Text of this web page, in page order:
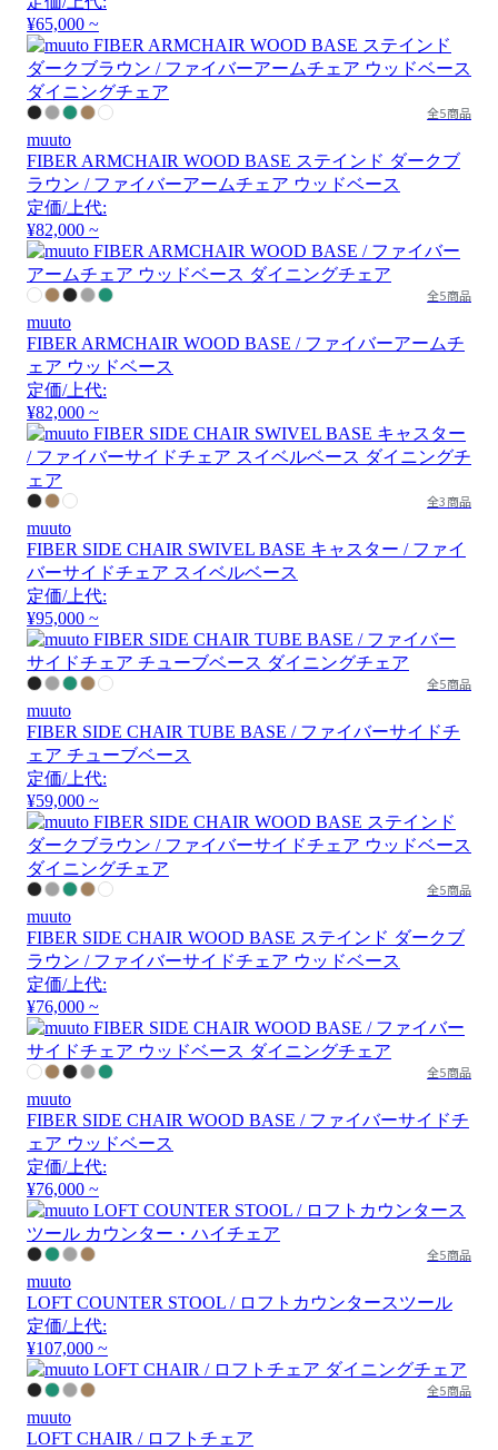
¥65,000 ~
全5商品
muuto
FIBER ARMCHAIR WOOD BASE ステインド ダークブ
ラウン / ファイバーアームチェア ウッドベース
定価/上代:
¥82,000 ~
全5商品
muuto
FIBER ARMCHAIR WOOD BASE / ファイバーアームチ
ェア ウッドベース
定価/上代:
¥82,000 ~
全3商品
muuto
FIBER SIDE CHAIR SWIVEL BASE キャスター / ファイ
バーサイドチェア スイベルベース
定価/上代:
¥95,000 ~
全5商品
muuto
FIBER SIDE CHAIR TUBE BASE / ファイバーサイドチ
ェア チューブベース
定価/上代:
¥59,000 ~
全5商品
muuto
FIBER SIDE CHAIR WOOD BASE ステインド ダークブ
ラウン / ファイバーサイドチェア ウッドベース
定価/上代:
¥76,000 ~
全5商品
muuto
FIBER SIDE CHAIR WOOD BASE / ファイバーサイドチ
ェア ウッドベース
定価/上代:
¥76,000 ~
全5商品
muuto
LOFT COUNTER STOOL / ロフトカウンタースツール
定価/上代:
¥107,000 ~
全5商品
muuto
LOFT CHAIR / ロフトチェア